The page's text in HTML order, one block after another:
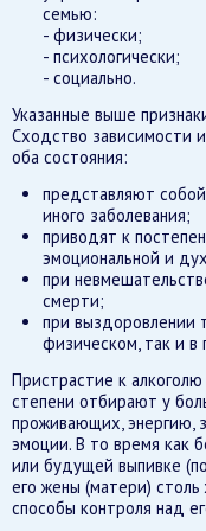
семью:
- физически;
- психологически;
- социально.
Указанные выше
Сходство зависимости
оба состояния:
представляют
иного заболевания;
приводят к
эмоциональной и
при
смерти;
при выздоровлении
физическом, так и в
Пристрастие к
степени отбирают у
проживающих, энергию,
эмоции. В то время как
или будущей выпивке
его жены (матери)
способы контроля над